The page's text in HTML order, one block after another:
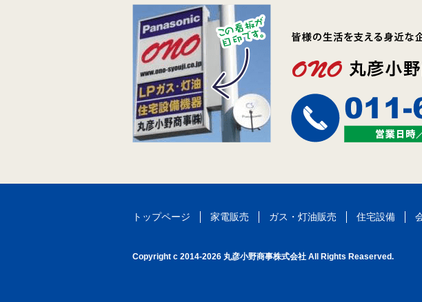
2026.06.01 エアコン設置工事
2026.06.01 エアコン設置工事
2026.06.01 コンロ交換工事
2026.05.08 エアコン工事
2026.03.16 燃料販売事業の継承に関するご案内
2026.03.02 ボイラー交換工事
トップページ 家電販売 ガス・灯油販売 住宅設備
Copyright c 2014-2026 丸彦小野商事株式会社 All Rights Reaserved.